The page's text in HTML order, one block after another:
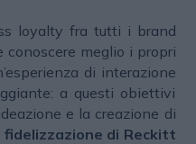
loyalty fra tutti i brand
conoscere meglio i propri
di interazione
a questi obiettivi
e la creazione di
di Reckitt